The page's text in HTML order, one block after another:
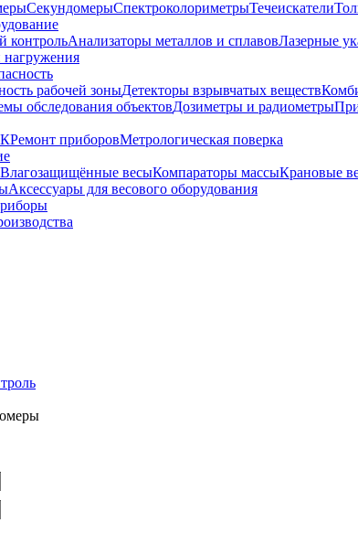
СекундомерыСпектроколориметрыТечеискатели
контрольАнализаторы металлов и сплавовЛазерные
нагружения
рабочей зоныДетекторы взрывчатых веществ
обследования объектовДозиметры и радиометры
Ремонт приборовМетрологическая поверка
Влагозащищённые весыКомпараторы массыКрановые
Аксессуары для весового оборудования